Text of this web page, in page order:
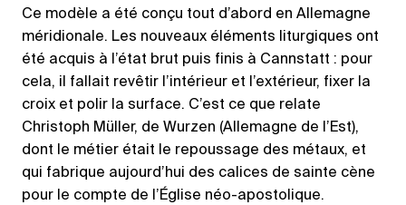
Ce modèle a été conçu tout d’abord en Allemagne
méridionale. Les nouveaux éléments liturgiques ont
été acquis à l’état brut puis finis à Cannstatt : pour
cela, il fallait revêtir l’intérieur et l’extérieur, fixer la
croix et polir la surface. C’est ce que relate
Christoph Müller, de Wurzen (Allemagne de l’Est),
dont le métier était le repoussage des métaux, et
qui fabrique aujourd’hui des calices de sainte cène
pour le compte de l’Église néo-apostolique.